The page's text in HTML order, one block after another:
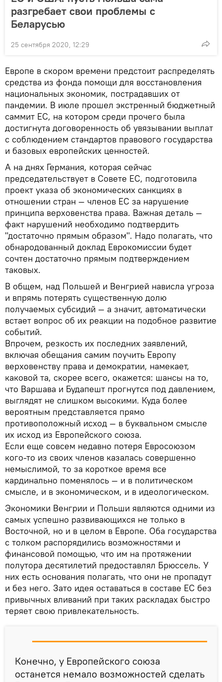
разгребает свои проблемы с
Беларусью
25 сентября 2020, 12:29
Европе в скором времени предстоит распределять
средства из фонда помощи для восстановления
национальных экономик, пострадавших от
пандемии. В июле прошел экстренный бюджетный
саммит ЕС, на котором среди прочего была
достигнута договоренность об увязывании выплат
с соблюдением стандартов правового государства
и базовых европейских ценностей.
А на днях Германия, которая сейчас
председательствует в Совете ЕС, подготовила
проект указа об экономических санкциях в
отношении стран — членов ЕС за нарушение
принципа верховенства права. Важная деталь —
факт нарушений необходимо подтвердить
"достаточно прямым образом". Надо полагать, что
обнародованный доклад Еврокомиссии будет
сочтен достаточно прямым подтверждением
таковых.
В общем, над Польшей и Венгрией нависла угроза
и впрямь потерять существенную долю
получаемых субсидий — а значит, автоматически
встает вопрос об их реакции на подобное развитие
событий.
Впрочем, резкость их последних заявлений,
включая обещания самим поучить Европу
верховенству права и демократии, намекает,
каковой та, скорее всего, окажется: шансы на то,
что Варшава и Будапешт прогнутся под давлением,
выглядят не слишком высокими. Куда более
вероятным представляется прямо
противоположный исход — в буквальном смысле
их исход из Европейского союза.
Если еще совсем недавно потеря Евросоюзом
кого-то из своих членов казалась совершенно
немыслимой, то за короткое время все
кардинально поменялось — и в политическом
смысле, и в экономическом, и в идеологическом.
Экономики Венгрии и Польши являются одними из
самых успешно развивающихся не только в
Восточной, но и в целом в Европе. Оба государства
с толком распорядились возможностями и
финансовой помощью, что им на протяжении
полутора десятилетий предоставлял Брюссель. У
них есть основания полагать, что они не пропадут
и без него. Зато идея оставаться в составе ЕС без
привычных вливаний при таких раскладах быстро
теряет свою привлекательность.
Конечно, у Европейского союза
останется немало возможностей сделать